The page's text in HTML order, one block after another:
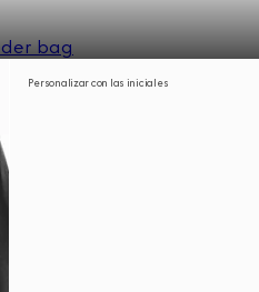
Personalizar con las iniciales